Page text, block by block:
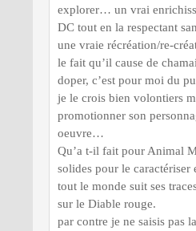
explorer… un vrai
DC tout en la respectant
une vraie récréation/re-
le fait qu’il cause de
doper, c’est pour moi du
je le crois bien volontiers
promotionner son
oeuvre…
Qu’a t-il fait pour Animal
solides pour le caractériser
tout le monde suit ses
sur le Diable rouge.
par contre je ne saisis pas